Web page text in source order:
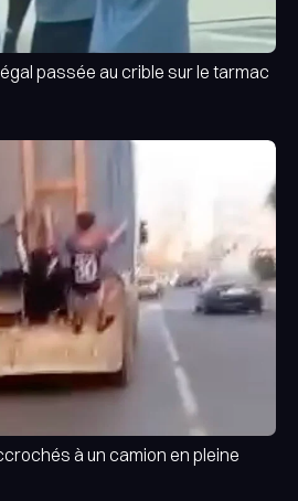
passée au crible sur le tarmac
à un camion en pleine